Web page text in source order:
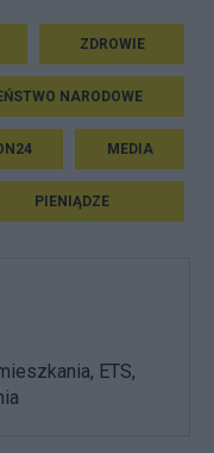
ZDROWIE
NARODOWE
MEDIA
PIENIĄDZE
ETS,